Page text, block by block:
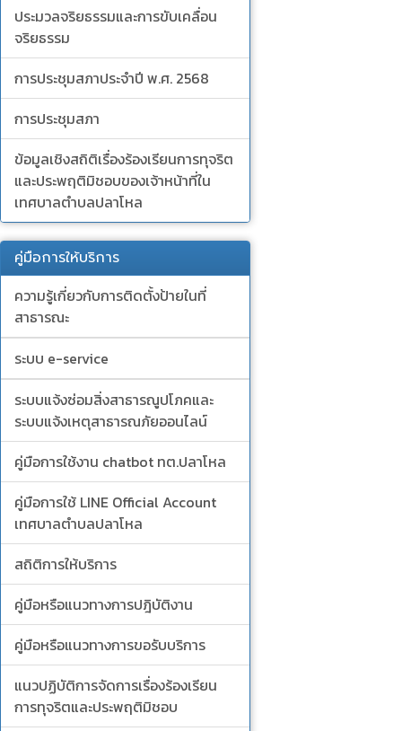
ประมวลจริยธรรมและการขับเคลื่อน
จริยธรรม
การประชุมสภาประจำปี พ.ศ. 2568
การประชุมสภา
ข้อมูลเชิงสถิติเรื่องร้องเรียนการทุจริต
และประพฤติมิชอบของเจ้าหน้าที่ใน
เทศบาลตำบลปลาโหล
คู่มือการให้บริการ
ความรู้เกี่ยวกับการติดตั้งป้ายในที่
สาธารณะ
ระบบ e-service
ระบบแจ้งซ่อมสิ่งสาธารณูปโภคและ
ระบบแจ้งเหตุสาธารณภัยออนไลน์
คู่มือการใช้งาน chatbot ทต.ปลาโหล
คู่มือการใช้ LINE Official Account
เทศบาลตำบลปลาโหล
สถิติการให้บริการ
คู่มือหรือแนวทางการปฎิบัติงาน
คู่มือหรือแนวทางการขอรับบริการ
แนวปฏิบัติการจัดการเรื่องร้องเรียน
การทุจริตและประพฤติมิชอบ